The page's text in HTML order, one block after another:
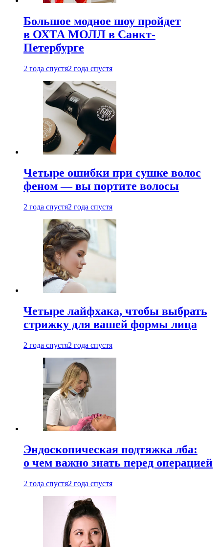
Большое модное шоу пройдет
в ОХТА МОЛЛ в Санкт-
Петербурге
2 года спустя2 года спустя
Четыре ошибки при сушке волос
феном — вы портите волосы
2 года спустя2 года спустя
Четыре лайфхака, чтобы выбрать
стрижку для вашей формы лица
2 года спустя2 года спустя
Эндоскопическая подтяжка лба:
о чем важно знать перед операцией
2 года спустя2 года спустя